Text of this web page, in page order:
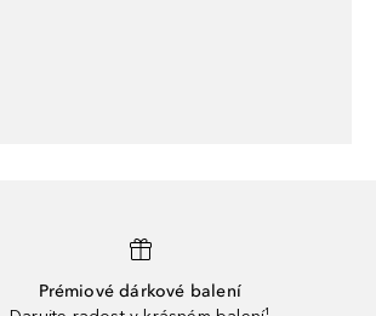
Prémiové dárkové balení